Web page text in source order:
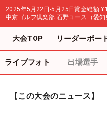
2025年5月22日-5月25日賞金総額
中京ゴルフ倶楽部 石野コース（愛知
大会TOP リーダーボー
ライブフォト 出場選手
【この大会のニュース】